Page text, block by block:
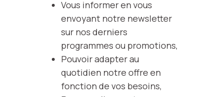
Vous informer en vous
envoyant notre newsletter
sur nos derniers
programmes ou promotions,
Pouvoir adapter au
quotidien notre offre en
fonction de vos besoins,